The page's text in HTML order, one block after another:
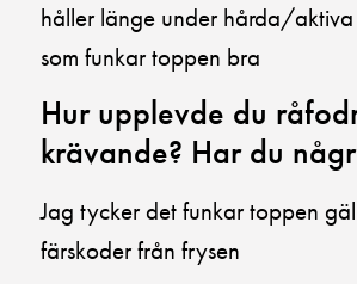
håller länge under hårda/
som funkar toppen bra
Hur upplevde du
krävande? Har du
Jag tycker det funkar toppen
färskoder från frysen